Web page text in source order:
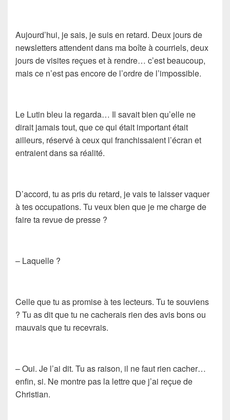
Aujourd’hui, je sais, je suis en retard. Deux jours de
newsletters attendent dans ma boîte à courriels, deux
jours de visites reçues et à rendre… c’est beaucoup,
mais ce n’est pas encore de l’ordre de l’impossible.
Le Lutin bleu la regarda… Il savait bien qu’elle ne
dirait jamais tout, que ce qui était important était
ailleurs, réservé à ceux qui franchissaient l’écran et
entraient dans sa réalité.
D’accord, tu as pris du retard, je vais te laisser vaquer
à tes occupations. Tu veux bien que je me charge de
faire ta revue de presse ?
– Laquelle ?
Celle que tu as promise à tes lecteurs. Tu te souviens
? Tu as dit que tu ne cacherais rien des avis bons ou
mauvais que tu recevrais.
– Oui. Je l’ai dit. Tu as raison, il ne faut rien cacher…
enfin, si. Ne montre pas la lettre que j’ai reçue de
Christian.